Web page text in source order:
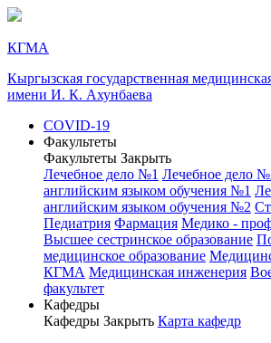
КГМА
Кыргызская государственная
имени И. К. Ахунбаева
COVID-19
Факультеты
Факультеты Закрыть
Лечебное дело №1 Лечебное дело
английским языком обучения №1
английским языком обучения №2
Педиатрия Фармация Медико -
Высшее сестринское образование
медицинское образование
КГМА Медицинская инженерия
факультет
Кафедры
Кафедры Закрыть Карта кафедр